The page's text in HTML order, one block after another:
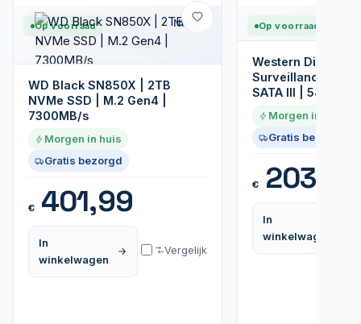
Op voorraad Nieuw
WD Black SN850X | 2TB
NVMe SSD | M.2 Gen4 |
7300MB/s
Morgen in huis
Gratis bezorgd
€401,99
In
winkelwagen
Vergelijk
Op voorraad
Western Digital
Surveillance HDD
SATA III |
Morgen in huis
Gratis bezorgd
€203,99
In
winkelwagen